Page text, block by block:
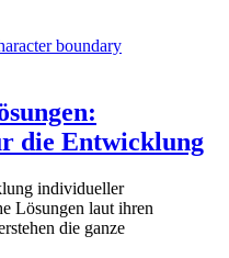
die Entwicklung
individueller
Lösungen laut ihren
die ganze